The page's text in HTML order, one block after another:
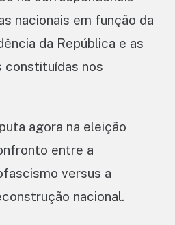
nacionais em função da
da República e as
constituídas nos
agora na eleição
entre a
versus a
nacional.